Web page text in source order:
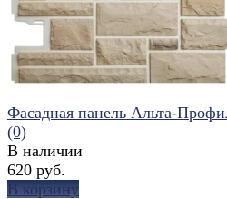
Фасадная панель Альта-
(0)
В наличии
620 руб.
В корзину